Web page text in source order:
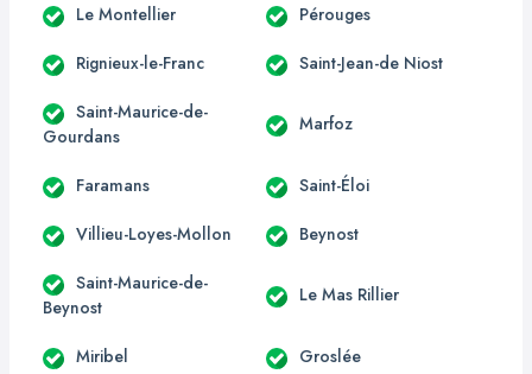
Le Montellier Pérouges
Rignieux-le-Franc Saint-Jean-de Niost
Saint-Maurice-de-
Gourdans
Marfoz
Faramans Saint-Éloi
Villieu-Loyes-Mollon Beynost
Saint-Maurice-de-
Beynost
Le Mas Rillier
Miribel Groslée